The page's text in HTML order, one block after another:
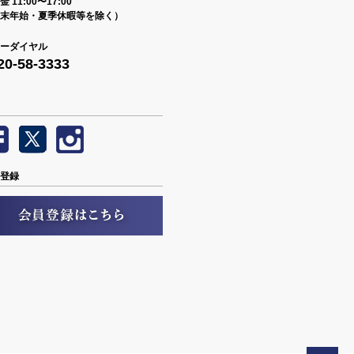
末年始・夏季休暇等を除く）
ダイヤル
58-3333
録